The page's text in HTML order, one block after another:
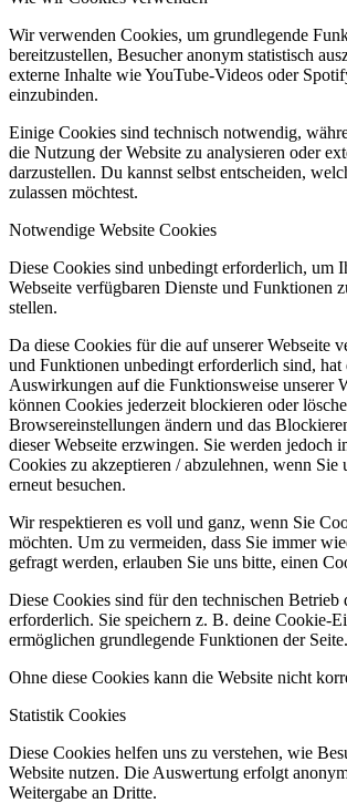
Wir verwenden Cookies, um grundlegende
bereitzustellen, Besucher anonym statistisch
externe Inhalte wie YouTube-Videos oder
einzubinden.
Einige Cookies sind technisch notwendig,
die Nutzung der Website zu analysieren oder
darzustellen. Du kannst selbst entscheiden,
zulassen möchtest.
Notwendige Website Cookies
Diese Cookies sind unbedingt erforderlich, um
Webseite verfügbaren Dienste und Funktionen
stellen.
Da diese Cookies für die auf unserer Webseite
und Funktionen unbedingt erforderlich sind,
Auswirkungen auf die Funktionsweise unserer
können Cookies jederzeit blockieren oder
Browsereinstellungen ändern und das
dieser Webseite erzwingen. Sie werden jedoch
Cookies zu akzeptieren / abzulehnen, wenn Sie
erneut besuchen.
Wir respektieren es voll und ganz, wenn Sie
möchten. Um zu vermeiden, dass Sie immer
gefragt werden, erlauben Sie uns bitte, einen
Diese Cookies sind für den technischen Betrieb
erforderlich. Sie speichern z. B. deine Cookie-
ermöglichen grundlegende Funktionen der Seite.
Ohne diese Cookies kann die Website nicht
Statistik Cookies
Diese Cookies helfen uns zu verstehen, wie
Website nutzen. Die Auswertung erfolgt
Weitergabe an Dritte.